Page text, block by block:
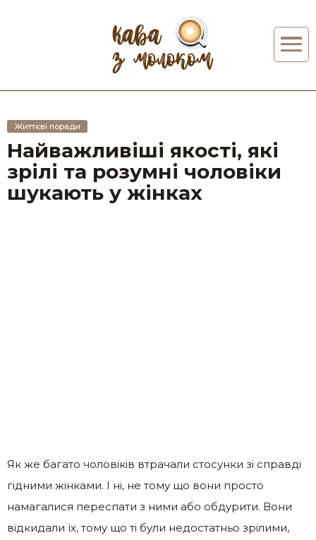
Життєві поради
Найважливіші якості, які
зрілі та розумні чоловіки
шукають у жінках
Як же багато чоловіків втрачали стосунки зі справді
гідними жінками. І ні, не тому що вони просто
намагалися переспати з ними або обдурити. Вони
відкидали їх, тому що ті були недостатньо зрілими,